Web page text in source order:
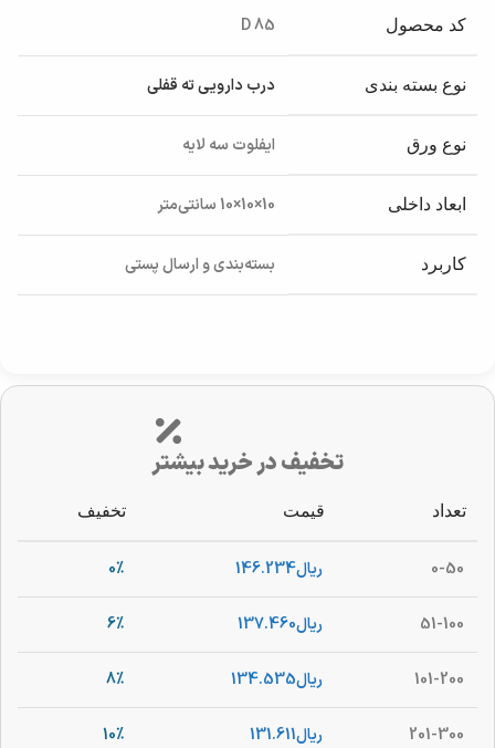
کد محصول D 85
نوع بسته بندی درب دارویی ته قفلی
نوع ورق ایفلوت سه لایه
ابعاد داخلی 10×10×10 سانتی‌متر
کاربرد بسته‌بندی و ارسال پستی
تخفیف در خرید بیشتر
تعداد قیمت تخفیف
0-50 ریال146.234
0%
51-100 ریال137.460
6%
101-200 ریال134.535
8%
201-300 ریال131.611
10%